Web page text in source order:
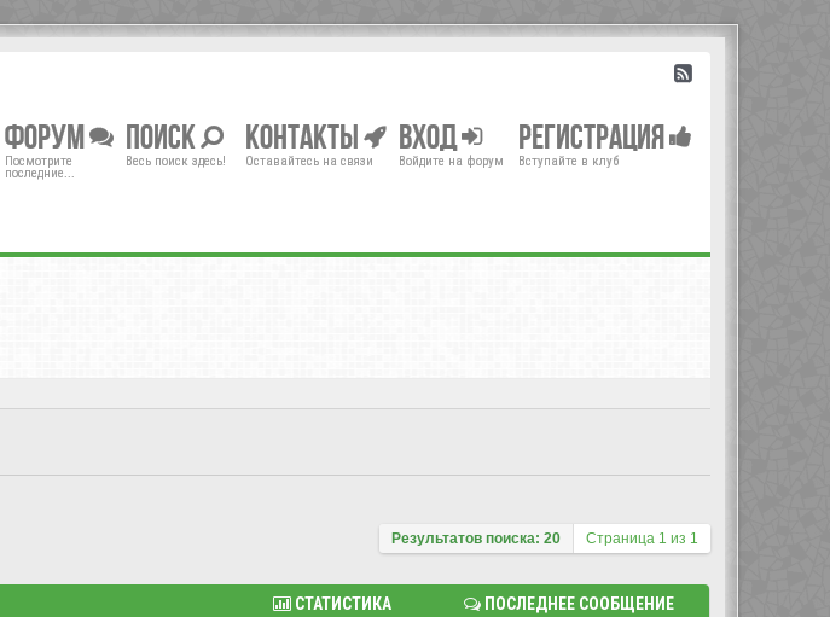
Форум
Посмотрите
последние...
Поиск
Весь поиск здесь!
Контакты
Оставайтесь на связи
Вход
Войдите на форум
Регистрация
Вступайте в клуб
Результатов поиска: 20 Страница 1 из 1
СТАТИСТИКА ПОСЛЕДНЕЕ СООБЩЕНИЕ